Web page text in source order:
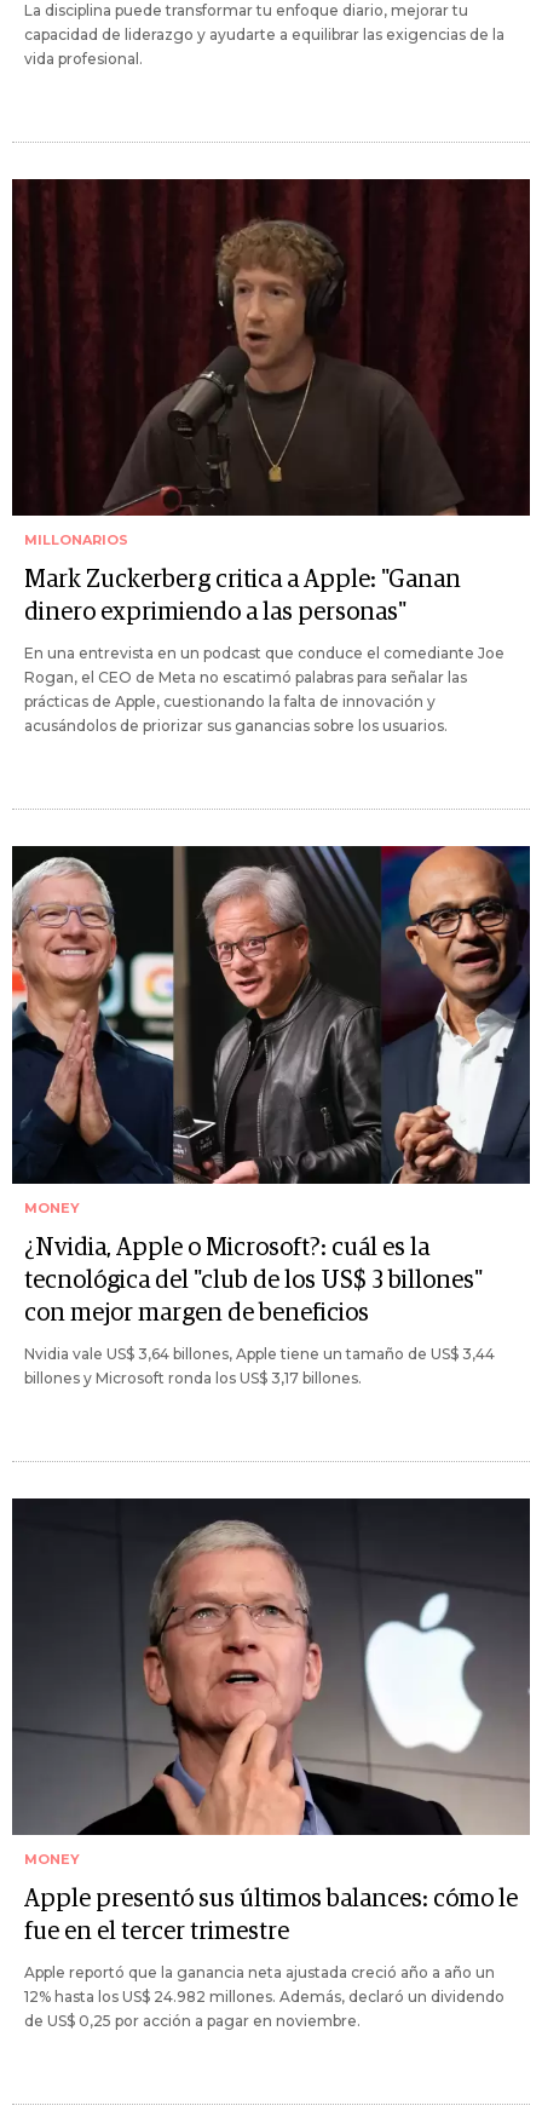
La disciplina puede transformar tu enfoque diario, mejorar tu
capacidad de liderazgo y ayudarte a equilibrar las exigencias de la
vida profesional.
MILLONARIOS
Mark Zuckerberg critica a Apple: "Ganan
dinero exprimiendo a las personas"
En una entrevista en un podcast que conduce el comediante Joe
Rogan, el CEO de Meta no escatimó palabras para señalar las
prácticas de Apple, cuestionando la falta de innovación y
acusándolos de priorizar sus ganancias sobre los usuarios.
MONEY
¿Nvidia, Apple o Microsoft?: cuál es la
tecnológica del "club de los US$ 3 billones"
con mejor margen de beneficios
Nvidia vale US$ 3,64 billones, Apple tiene un tamaño de US$ 3,44
billones y Microsoft ronda los US$ 3,17 billones.
MONEY
Apple presentó sus últimos balances: cómo le
fue en el tercer trimestre
Apple reportó que la ganancia neta ajustada creció año a año un
12% hasta los US$ 24.982 millones. Además, declaró un dividendo
de US$ 0,25 por acción a pagar en noviembre.